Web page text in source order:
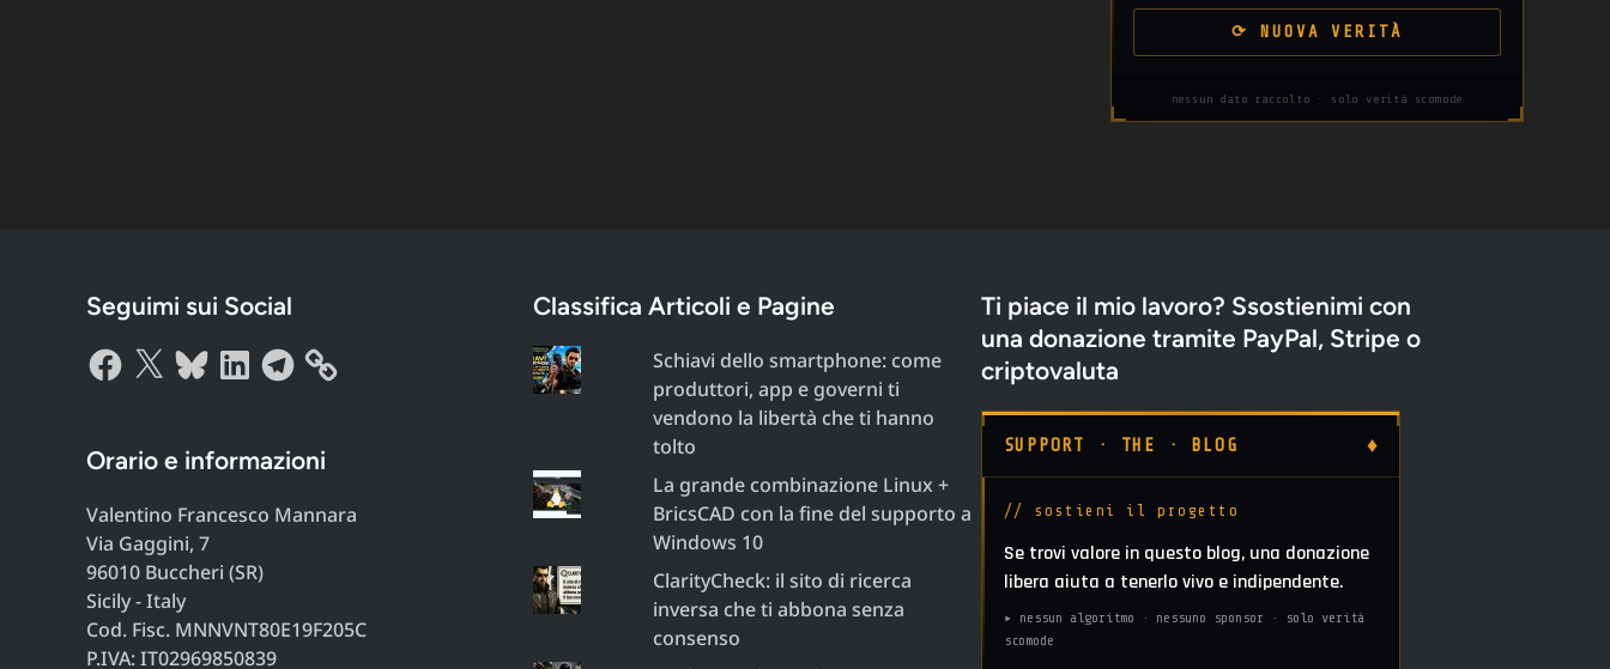
⟳ NUOVA VERITÀ
nessun dato raccolto · solo verità scomode
Seguimi sui Social
Facebook
X BlueskyLinkedInTelegram
Orario e informazioni
Valentino Francesco Mannara
Via Gaggini, 7
96010 Buccheri (SR)
Sicily - Italy
Cod. Fisc. MNNVNT80E19F205C
P.IVA: IT02969850839
Classifica Articoli e Pagine
Schiavi dello smartphone: come
produttori, app e governi ti
vendono la libertà che ti hanno
tolto
La grande combinazione Linux +
BricsCAD con la fine del supporto a
Windows 10
ClarityCheck: il sito di ricerca
inversa che ti abbona senza
consenso
Ti piace il mio lavoro? Ssostienimi con
una donazione tramite PayPal, Stripe o
criptovaluta
SUPPORT · THE · BLOG ♦
// sostieni il progetto
Se trovi valore in questo blog, una donazione
libera aiuta a tenerlo vivo e indipendente.
▸ nessun algoritmo · nessuno sponsor · solo verità
scomode